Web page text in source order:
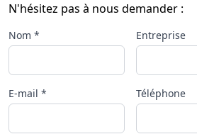
N'hésitez pas à nous demander :
Nom * Entreprise
E-mail * Téléphone